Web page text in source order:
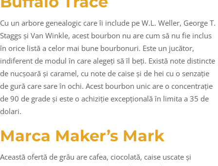
Cu un arbore genealogic care îi include pe W.L. Weller, George T.
Staggs și Van Winkle, acest bourbon nu are cum să nu fie inclus
în orice listă a celor mai bune bourbonuri. Este un jucător,
indiferent de modul în care alegeți să îl beți. Există note distincte
de nucșoară și caramel, cu note de caise și de hei cu o senzație
de gură care sare în ochi. Acest bourbon unic are o concentrație
de 90 de grade și este o achiziție excepțională în limita a 35 de
dolari.
Marca Maker’s Mark
Această ofertă de grâu are cafea, ciocolată, caise uscate și